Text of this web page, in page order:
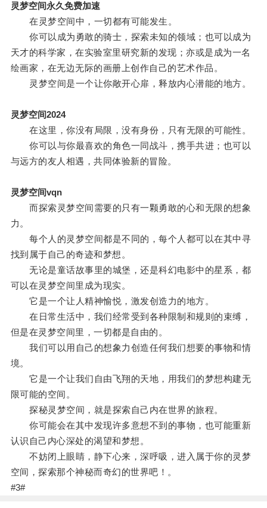
灵梦空间永久免费加速
在灵梦空间中，一切都有可能发生。
你可以成为勇敢的骑士，探索未知的领域；也可以成为
天才的科学家，在实验室里研究新的发现；亦或是成为一名
绘画家，在无边无际的画册上创作自己的艺术作品。
灵梦空间是一个让你敞开心扉，释放内心潜能的地方。
灵梦空间2024
在这里，你没有局限，没有身份，只有无限的可能性。
你可以与你最喜欢的角色一同战斗，携手共进；也可以
与远方的友人相遇，共同体验新的冒险。
灵梦空间vqn
而探索灵梦空间需要的只有一颗勇敢的心和无限的想象
力。
每个人的灵梦空间都是不同的，每个人都可以在其中寻
找到属于自己的奇迹和梦想。
无论是童话故事里的城堡，还是科幻电影中的星系，都
可以在灵梦空间里成为现实。
它是一个让人精神愉悦，激发创造力的地方。
在日常生活中，我们经常受到各种限制和规则的束缚，
但是在灵梦空间里，一切都是自由的。
我们可以用自己的想象力创造任何我们想要的事物和情
境。
它是一个让我们自由飞翔的天地，用我们的梦想构建无
限可能的空间。
探秘灵梦空间，就是探索自己内在世界的旅程。
你可能会在其中发现许多意想不到的事物，也可能重新
认识自己内心深处的渴望和梦想。
不妨闭上眼睛，静下心来，深呼吸，进入属于你的灵梦
空间，探索那个神秘而奇幻的世界吧！。
#3#